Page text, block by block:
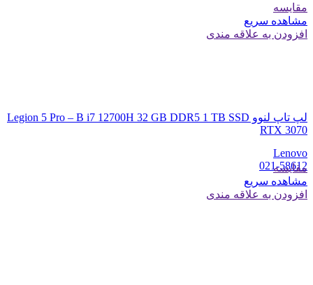
مقایسه
مشاهده سریع
افزودن به علاقه مندی
لپ تاپ لنوو Legion 5 Pro – B i7 12700H 32 GB DDR5 1 TB SSD
RTX 3070
Lenovo
021-58612
مقایسه
مشاهده سریع
افزودن به علاقه مندی